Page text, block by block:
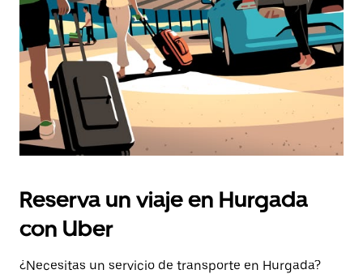
cerrar
el
calendario.
Reserva un viaje en Hurgada
con Uber
¿Necesitas un servicio de transporte en Hurgada?